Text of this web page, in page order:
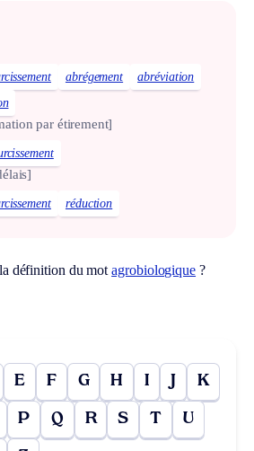
abrégement
abréviation
par étirement]
réduction
définition du motagrobiologique ?
E F G H I J K
P Q R S T U